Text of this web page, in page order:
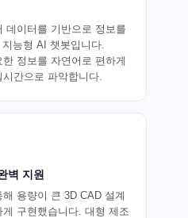
데이터를 기반으로 정보를
능형 AI 챗봇입니다.
정보를 자연어로 편하게
간으로 파악합니다.
벽 지원
용량이 큰 3D CAD 설계
구현했습니다. 대형 제조